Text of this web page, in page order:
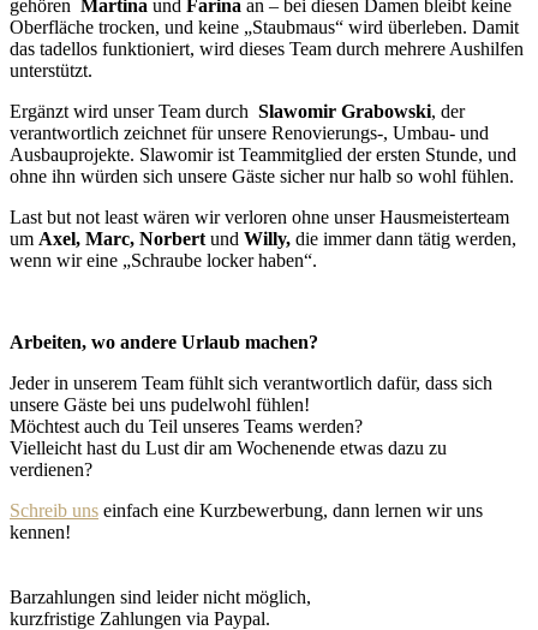
gehören Martina und Farina an – bei diesen Damen bleibt keine
Oberfläche trocken, und keine „Staubmaus“ wird überleben. Damit
das tadellos funktioniert, wird dieses Team durch mehrere Aushilfen
unterstützt.
Ergänzt wird unser Team durch Slawomir Grabowski, der
verantwortlich zeichnet für unsere Renovierungs-, Umbau- und
Ausbauprojekte. Slawomir ist Teammitglied der ersten Stunde, und
ohne ihn würden sich unsere Gäste sicher nur halb so wohl fühlen.
Last but not least wären wir verloren ohne unser Hausmeisterteam
um Axel, Marc, Norbert und Willy, die immer dann tätig werden,
wenn wir eine „Schraube locker haben“.
Arbeiten, wo andere Urlaub machen?
Jeder in unserem Team fühlt sich verantwortlich dafür, dass sich
unsere Gäste bei uns pudelwohl fühlen!
Möchtest auch du Teil unseres Teams werden?
Vielleicht hast du Lust dir am Wochenende etwas dazu zu
verdienen?
Schreib uns einfach eine Kurzbewerbung, dann lernen wir uns
kennen!
Barzahlungen sind leider nicht möglich,
kurzfristige Zahlungen via Paypal.